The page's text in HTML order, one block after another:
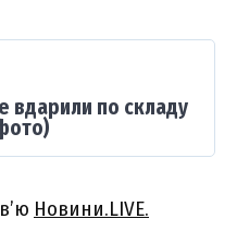
вдарили по складу
Новини.LIVE.